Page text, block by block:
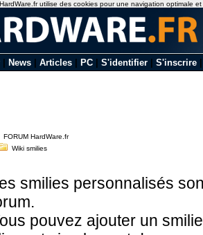
News Articles PC S'identifier S'inscrire
FORUM HardWare.fr
Wiki smilies
smilies personnalisés
pouvez ajouter un
HardWare.fr utilise des cookies pour une navigation optimale